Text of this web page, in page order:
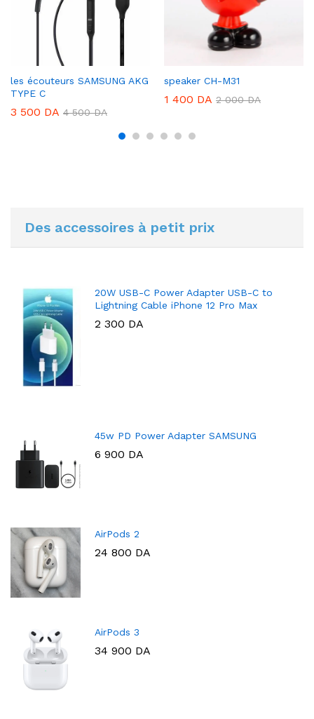
les écouteurs SAMSUNG AKG
TYPE C
3 500 DA 4 500DA
speaker CH-M31
1 400 DA 2 000DA
Des accessoires à petit prix
20W USB-C Power Adapter USB-C to
Lightning Cable iPhone 12 Pro Max
2 300 DA
45w PD Power Adapter SAMSUNG
6 900 DA
AirPods 2
24 800 DA
AirPods 3
34 900 DA